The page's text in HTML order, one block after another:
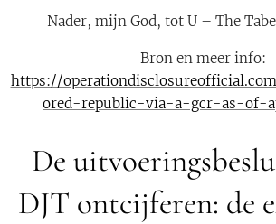
Nader, mijn God, tot U – The
Bron en meer info:
https://
ored-republic-via-a-gcr-as-of-
De
DJT ontcijferen: de